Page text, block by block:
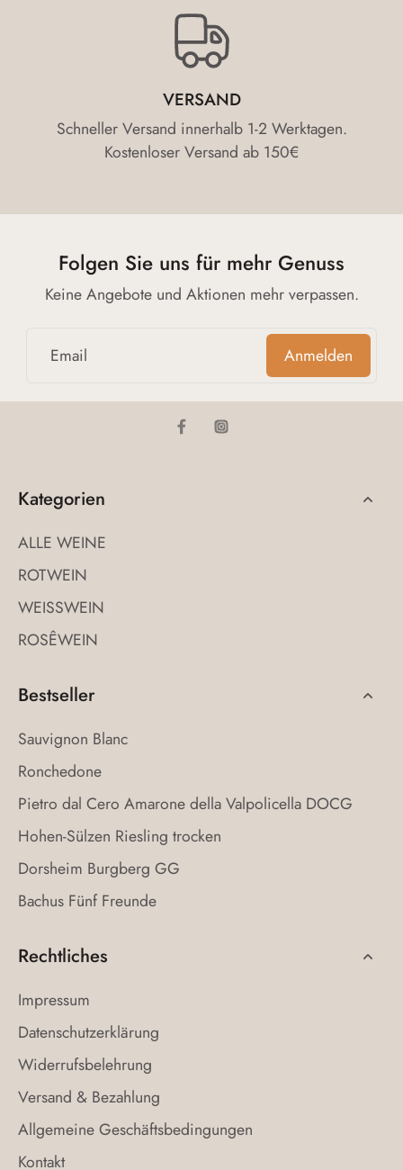
VERSAND
Schneller Versand innerhalb 1-2 Werktagen.
Kostenloser Versand ab 150€
Folgen Sie uns für mehr Genuss
Keine Angebote und Aktionen mehr verpassen.
Email Anmelden
Kategorien
ALLE WEINE
ROTWEIN
WEISSWEIN
ROSÊWEIN
Bestseller
Sauvignon Blanc
Ronchedone
Pietro dal Cero Amarone della Valpolicella DOCG
Hohen-Sülzen Riesling trocken
Dorsheim Burgberg GG
Bachus Fünf Freunde
Rechtliches
Impressum
Datenschutzerklärung
Widerrufsbelehrung
Versand & Bezahlung
Allgemeine Geschäftsbedingungen
Kontakt